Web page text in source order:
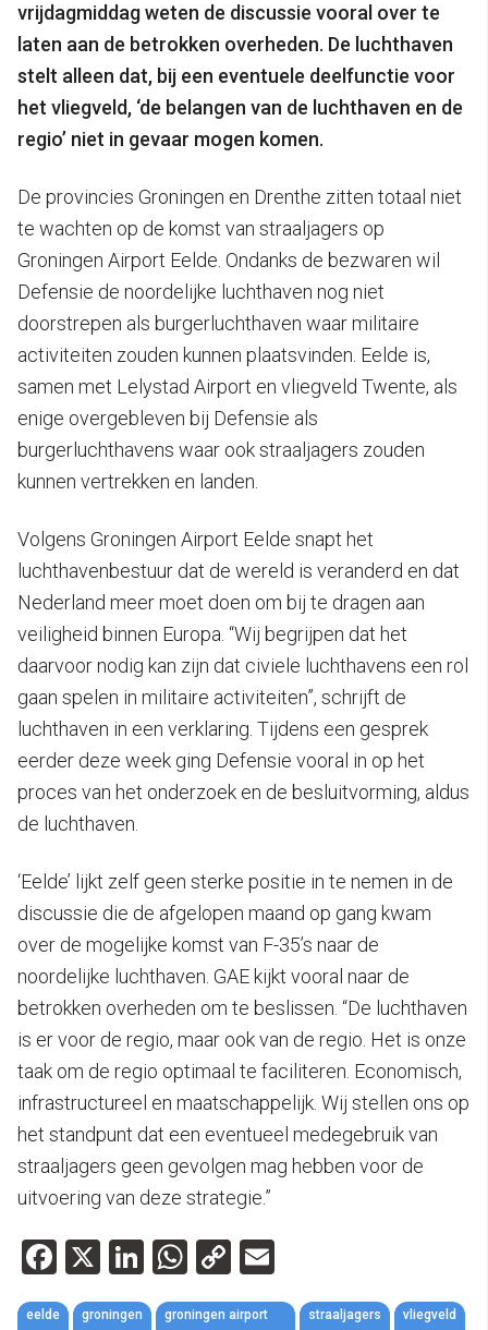
vrijdagmiddag weten de discussie vooral over te
laten aan de betrokken overheden. De luchthaven
stelt alleen dat, bij een eventuele deelfunctie voor
het vliegveld, ‘de belangen van de luchthaven en de
regio’ niet in gevaar mogen komen.
De provincies Groningen en Drenthe zitten totaal niet
te wachten op de komst van straaljagers op
Groningen Airport Eelde. Ondanks de bezwaren wil
Defensie de noordelijke luchthaven nog niet
doorstrepen als burgerluchthaven waar militaire
activiteiten zouden kunnen plaatsvinden. Eelde is,
samen met Lelystad Airport en vliegveld Twente, als
enige overgebleven bij Defensie als
burgerluchthavens waar ook straaljagers zouden
kunnen vertrekken en landen.
Volgens Groningen Airport Eelde snapt het
luchthavenbestuur dat de wereld is veranderd en dat
Nederland meer moet doen om bij te dragen aan
veiligheid binnen Europa. “Wij begrijpen dat het
daarvoor nodig kan zijn dat civiele luchthavens een rol
gaan spelen in militaire activiteiten”, schrijft de
luchthaven in een verklaring. Tijdens een gesprek
eerder deze week ging Defensie vooral in op het
proces van het onderzoek en de besluitvorming, aldus
de luchthaven.
‘Eelde’ lijkt zelf geen sterke positie in te nemen in de
discussie die de afgelopen maand op gang kwam
over de mogelijke komst van F-35’s naar de
noordelijke luchthaven. GAE kijkt vooral naar de
betrokken overheden om te beslissen. “De luchthaven
is er voor de regio, maar ook van de regio. Het is onze
taak om de regio optimaal te faciliteren. Economisch,
infrastructureel en maatschappelijk. Wij stellen ons op
het standpunt dat een eventueel medegebruik van
straaljagers geen gevolgen mag hebben voor de
uitvoering van deze strategie.”
Facebook
X LinkedIn
WhatsApp
Copy
Link
eelde groningen groningen airport straaljagers vliegveld